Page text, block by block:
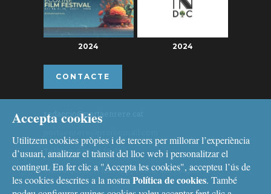
2024 2024
CONTACTE
redaccio@portaenrere.cat
Telèfon: 626 26 19 93
Missatgeria: Whatsapp, Telegram i Signal
Accepta cookies
Utilitzem cookies pròpies i de tercers per millorar l’experiència
d’usuari, analitzar el trànsit del lloc web i personalitzar el
contingut. En fer clic a "Accepta les cookies", accepteu l’ús de
les cookies descrites a la nostra Política de cookies. També